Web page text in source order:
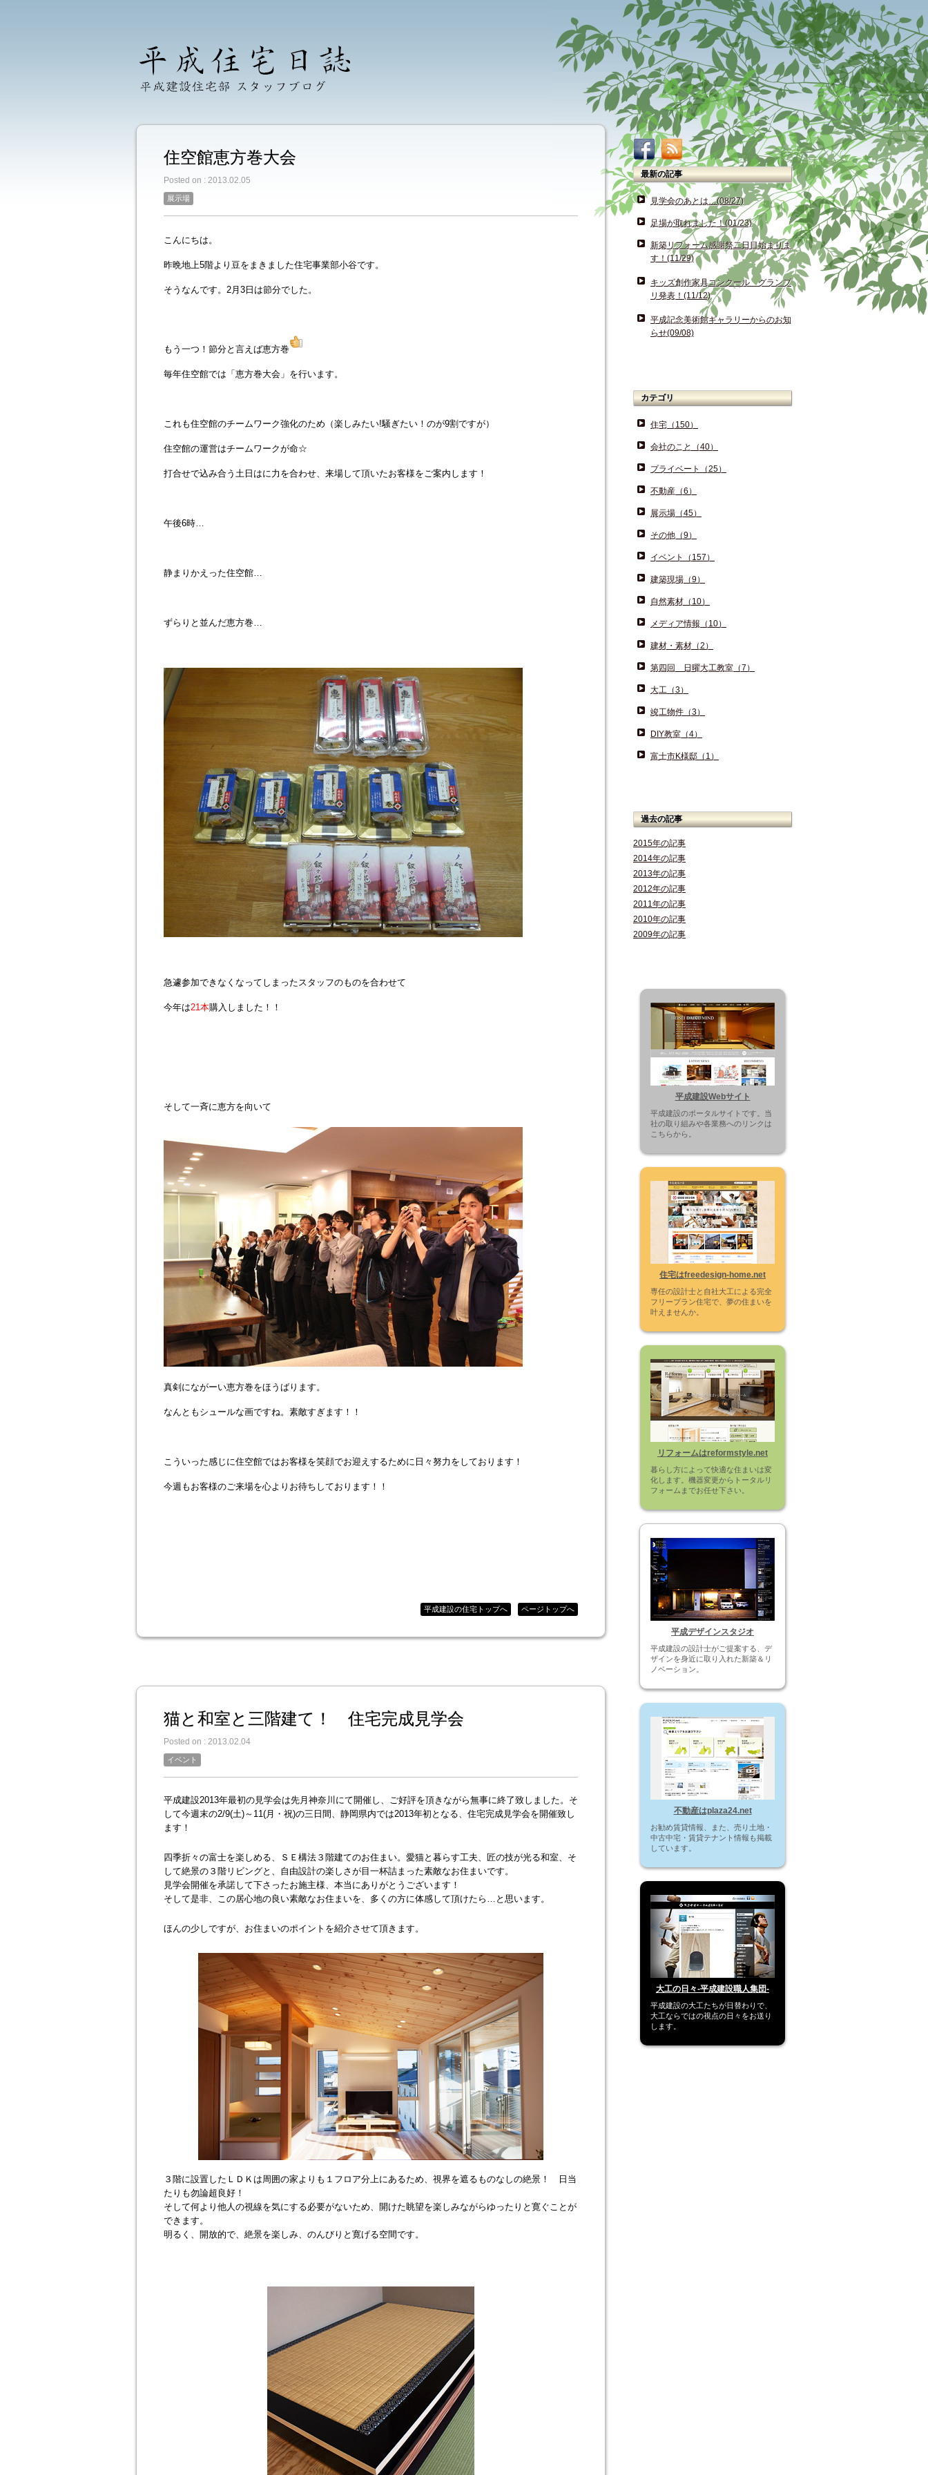
住空館恵方巻大会
Posted on : 2013.02.05
展示場
こんにちは。
昨晩地上5階より豆をまきました住宅事業部小谷です。
そうなんです。2月3日は節分でした。
もう一つ！節分と言えば恵方巻
毎年住空館では「恵方巻大会」を行います。
これも住空館のチームワーク強化のため（楽しみたい!騒ぎたい！のが9割ですが）
住空館の運営はチームワークが命☆
打合せで込み合う土日はに力を合わせ、来場して頂いたお客様をご案内します！
午後6時…
静まりかえった住空館…
ずらりと並んだ恵方巻…
急遽参加できなくなってしまったスタッフのものを合わせて
今年は21本購入しました！！
そして一斉に恵方を向いて
真剣にながーい恵方巻をほうばります。
なんともシュールな画ですね。素敵すぎます！！
こういった感じに住空館ではお客様を笑顔でお迎えするために日々努力をしております！
今週もお客様のご来場を心よりお待ちしております！！
ページトップへ
平成建設の住宅トップへ
猫と和室と三階建て！ 住宅完成見学会
Posted on : 2013.02.04
イベント
平成建設2013年最初の見学会は先月神奈川にて開催し、ご好評を頂きながら無事に終了致しました。そ
して今週末の2/9(土)～11(月・祝)の三日間、静岡県内では2013年初となる、住宅完成見学会を開催致し
ます！
四季折々の富士を楽しめる、ＳＥ構法３階建てのお住まい。愛猫と暮らす工夫、匠の技が光る和室、そ
して絶景の３階リビングと、自由設計の楽しさが目一杯詰まった素敵なお住まいです。
見学会開催を承諾して下さったお施主様、本当にありがとうございます！
そして是非、この居心地の良い素敵なお住まいを、多くの方に体感して頂けたら…と思います。
ほんの少しですが、お住まいのポイントを紹介させて頂きます。
３階に設置したＬＤＫは周囲の家よりも１フロア分上にあるため、視界を遮るものなしの絶景！ 日当
たりも勿論超良好！
そして何より他人の視線を気にする必要がないため、開けた眺望を楽しみながらゆったりと寛ぐことが
できます。
明るく、開放的で、絶景を楽しみ、のんびりと寛げる空間です。
最新の記事
見学会のあとは…(08/27)
足場が取れました！(01/23)
新築リフォーム感謝祭二日目始まりま
す！(11/29)
キッズ創作家具コンクール グランプ
リ発表！(11/12)
平成記念美術館ギャラリーからのお知
らせ(09/08)
カテゴリ
住宅（150）
会社のこと（40）
プライベート（25）
不動産（6）
展示場（45）
その他（9）
イベント（157）
建築現場（9）
自然素材（10）
メディア情報（10）
建材・素材（2）
第四回 日曜大工教室（7）
大工（3）
竣工物件（3）
DIY教室（4）
富士市K様邸（1）
過去の記事
2015年の記事
2014年の記事
2013年の記事
2012年の記事
2011年の記事
2010年の記事
2009年の記事
平成建設Webサイト
平成建設のポータルサイトです。当
社の取り組みや各業務へのリンクは
こちらから。
住宅はfreedesign-home.net
専任の設計士と自社大工による完全
フリープラン住宅で、夢の住まいを
叶えませんか。
リフォームはreformstyle.net
暮らし方によって快適な住まいは変
化します。機器変更からトータルリ
フォームまでお任せ下さい。
平成デザインスタジオ
平成建設の設計士がご提案する、デ
ザインを身近に取り入れた新築＆リ
ノベーション。
不動産はplaza24.net
お勧め賃貸情報、また、売り土地・
中古中宅・賃貸テナント情報も掲載
しています。
大工の日々-平成建設職人集団-
平成建設の大工たちが日替わりで、
大工ならではの視点の日々をお送り
します。